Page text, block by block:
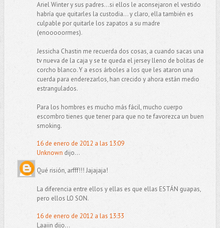
Ariel Winter y sus padres...si ellos le aconsejaron el vestido
habría que quitarles la custodia... y claro, ella también es
culpable por quitarle los zapatos a su madre
(enooooormes).
Jessicha Chastin me recuerda dos cosas, a cuando sacas una
tv nueva de la caja y se te queda el jersey lleno de bolitas de
corcho blanco. Y a esos árboles a los que les ataron una
cuerda para enderezarlos, han crecido y ahora están medio
estrangulados.
Para los hombres es mucho más fácil, mucho cuerpo
escombro tienes que tener para que no te favorezca un buen
smoking.
16 de enero de 2012 a las 13:09
Unknown dijo...
Qué risión, arfff!!! Jajajaja!
La diferencia entre ellos y ellas es que ellas ESTÁN guapas,
pero ellos LO SON.
16 de enero de 2012 a las 13:33
Laaiin dijo...